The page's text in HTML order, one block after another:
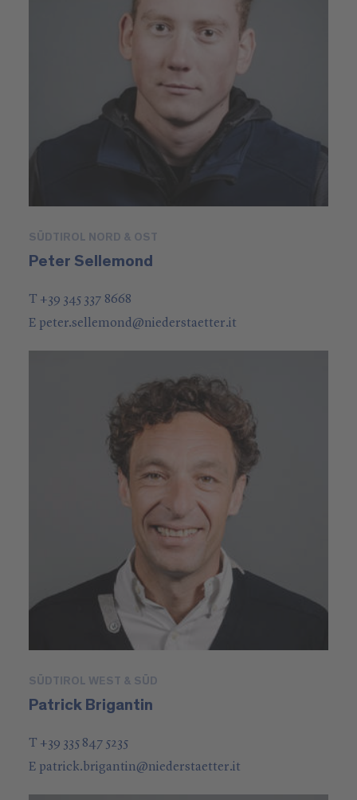
SÜDTIROL NORD & OST
Peter Sellemond
T +39 345 337 8668
E peter.sellemond@niederstaetter.it
SÜDTIROL WEST & SÜD
Patrick Brigantin
T +39 335 847 5235
E patrick.brigantin@niederstaetter.it